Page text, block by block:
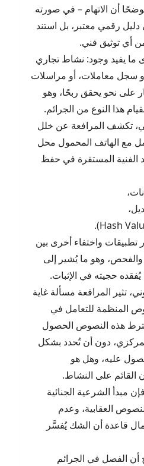
أن الاتهام – في صورته
رقمي معتبر، بل استند
أي توثيق فني.
ما يفيد وجود: نشاط تجاري
سجل معاملات، أو مراسلات
على نحو يحقق ربحًا، وهو
هذا النوع من الجرائم.
تكشف المرافعة عن خلل
مع الهاتف المحمول محل
الفنية المستقرة في حفظ
واختفاء أخرى بين
وهو ما يُشير إلى
يُفقده حجيته في الإثبات.
تثير المرافعة مسألة غاية
المنظمة للتعامل في
هذه النصوص الحصول
دون أن تُحدد بشكل
عليه، وهل هو
القائم على النشاط.
مبدأ الشرعية الجنائية
العقابية، وعدم
قاعدة أن الشك يُفسَّر
أن الفصل في الجرائم